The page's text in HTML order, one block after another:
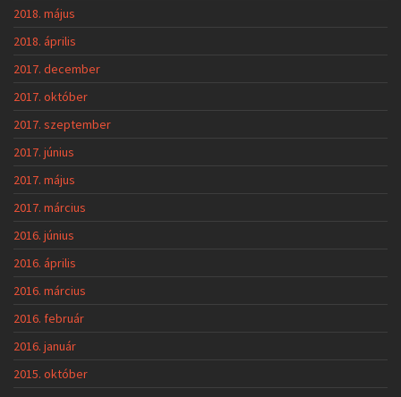
2018. május
2018. április
2017. december
2017. október
2017. szeptember
2017. június
2017. május
2017. március
2016. június
2016. április
2016. március
2016. február
2016. január
2015. október